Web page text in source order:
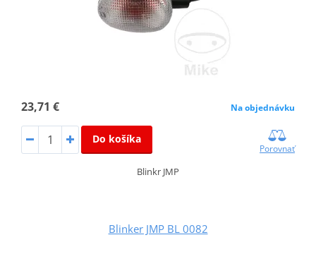
23,71 € Na objednávku
Do košíka
Porovnať
Blinkr JMP
Blinker JMP BL 0082